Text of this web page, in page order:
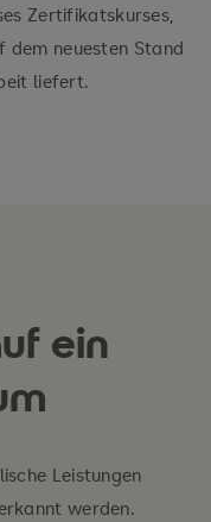
Zertifikatskurses,
dem neuesten Stand
liefert.
ein
Leistungen
werden.